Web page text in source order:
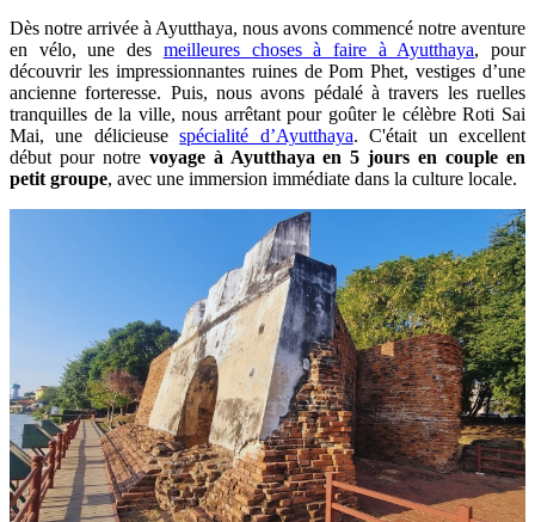
Dès notre arrivée à Ayutthaya, nous avons commencé notre aventure
en vélo, une des meilleures choses à faire à Ayutthaya, pour
découvrir les impressionnantes ruines de Pom Phet, vestiges d’une
ancienne forteresse. Puis, nous avons pédalé à travers les ruelles
tranquilles de la ville, nous arrêtant pour goûter le célèbre Roti Sai
Mai, une délicieusespécialité d’Ayutthaya. C'était un excellent
début pour notre voyage à Ayutthaya en 5 jours en couple en
petit groupe, avec une immersion immédiate dans la culture locale.